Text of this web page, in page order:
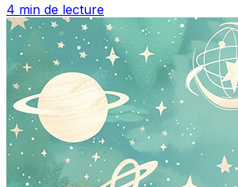
4 min de lecture